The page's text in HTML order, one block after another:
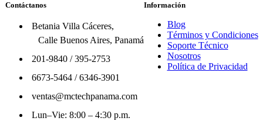
Contáctanos
Betania Villa Cáceres,
Calle Buenos Aires, Panamá
201-9840/395-2753
6673-5464/6346-3901
ventas@mctechpanama.com
Lun–Vie: 8:00 – 4:30 p.m.
Información
Blog
Términos y Condiciones
Soporte Técnico
Nosotros
Política de Privacidad